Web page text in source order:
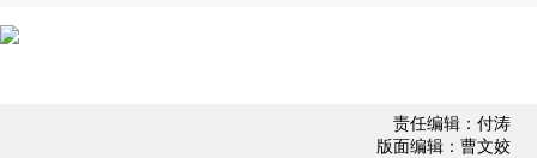
责任编辑：付涛
版面编辑：曹文姣